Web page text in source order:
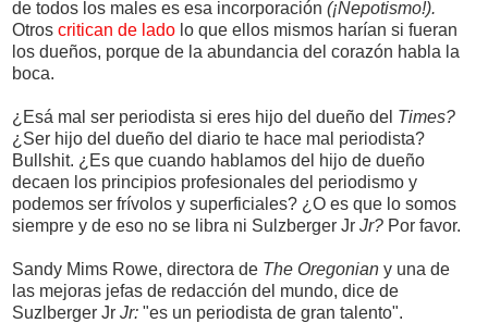
de todos los males es esa incorporación (¡Nepotismo!).
Otros critican de lado lo que ellos mismos harían si fueran
los dueños, porque de la abundancia del corazón habla la
boca.
¿Esá mal ser periodista si eres hijo del dueño del Times?
¿Ser hijo del dueño del diario te hace mal periodista?
Bullshit. ¿Es que cuando hablamos del hijo de dueño
decaen los principios profesionales del periodismo y
podemos ser frívolos y superficiales? ¿O es que lo somos
siempre y de eso no se libra ni Sulzberger Jr Jr? Por favor.
Sandy Mims Rowe, directora de The Oregonian y una de
las mejoras jefas de redacción del mundo, dice de
Suzlberger Jr Jr: "es un periodista de gran talento".